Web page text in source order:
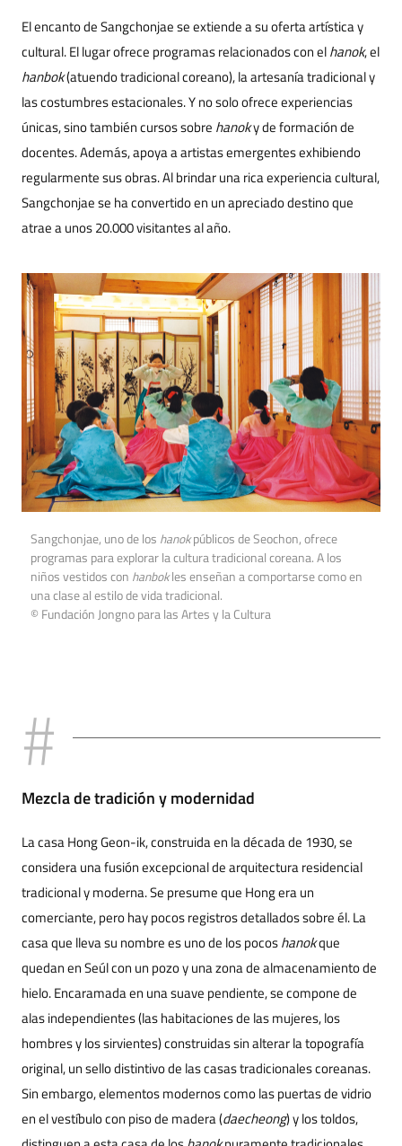
El encanto de Sangchonjae se extiende a su oferta artística y
cultural. El lugar ofrece programas relacionados con elhanok, el
hanbok(atuendo tradicional coreano), la artesanía tradicional y
las costumbres estacionales. Y no solo ofrece experiencias
únicas, sino también cursos sobre hanoky de formación de
docentes. Además, apoya a artistas emergentes exhibiendo
regularmente sus obras. Al brindar una rica experiencia cultural,
Sangchonjae se ha convertido en un apreciado destino que
atrae a unos 20.000 visitantes al año.
Sangchonjae, uno de los hanokpúblicos de Seochon, ofrece
programas para explorar la cultura tradicional coreana. A los
niños vestidos con hanbokles enseñan a comportarse como en
una clase al estilo de vida tradicional.
© Fundación Jongno para las Artes y la Cultura
Mezcla de tradición y modernidad
La casa Hong Geon-ik, construida en la década de 1930, se
considera una fusión excepcional de arquitectura residencial
tradicional y moderna. Se presume que Hong era un
comerciante, pero hay pocos registros detallados sobre él. La
casa que lleva su nombre es uno de los pocoshanokque
quedan en Seúl con un pozo y una zona de almacenamiento de
hielo. Encaramada en una suave pendiente, se compone de
alas independientes (las habitaciones de las mujeres, los
hombres y los sirvientes) construidas sin alterar la topografía
original, un sello distintivo de las casas tradicionales coreanas.
Sin embargo, elementos modernos como las puertas de vidrio
en el vestíbulo con piso de madera (daecheong) y los toldos,